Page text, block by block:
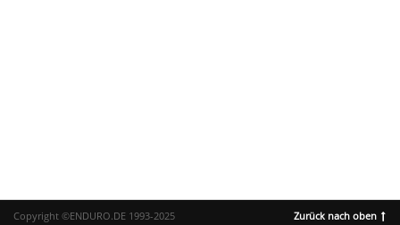
Copyright ©ENDURO.DE 1993-2025 Zurück nach oben